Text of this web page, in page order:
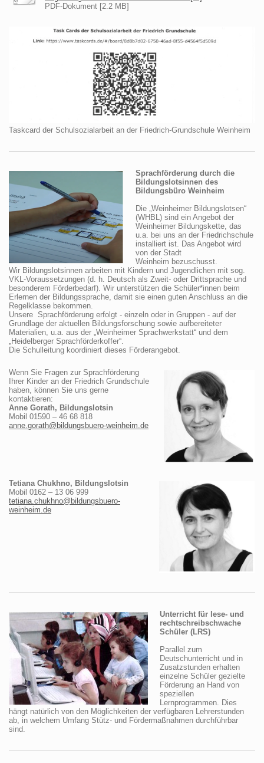
PDF-Dokument [2.2 MB]
Taskcard der Schulsozialarbeit an der Friedrich-Grundschule Weinheim
Sprachförderung durch die
Bildungslotsinnen des
Bildungsbüro Weinheim
Die „Weinheimer Bildungslotsen“
(WHBL) sind ein Angebot der
Weinheimer Bildungskette, das
u.a. bei uns an der Friedrichschule
installiert ist. Das Angebot wird
von der Stadt
Weinheim bezuschusst.
Wir Bildungslotsinnen arbeiten mit Kindern und Jugendlichen mit sog.
VKL-Voraussetzungen (d. h. Deutsch als Zweit- oder Drittsprache und
besonderem Förderbedarf). Wir unterstützen die Schüler*innen beim
Erlernen der Bildungssprache, damit sie einen guten Anschluss an die
Regelklasse bekommen.
Unsere Sprachförderung erfolgt - einzeln oder in Gruppen - auf der
Grundlage der aktuellen Bildungsforschung sowie aufbereiteter
Materialien, u.a. aus der „Weinheimer Sprachwerkstatt“ und dem
„Heidelberger Sprachförderkoffer“.
Die Schulleitung koordiniert dieses Förderangebot.
Wenn Sie Fragen zur Sprachförderung
Ihrer Kinder an der Friedrich Grundschule
haben, können Sie uns gerne
kontaktieren:
Anne Gorath, Bildungslotsin
Mobil 01590 – 46 68 818
anne.gorath@bildungsbuero-weinheim.de
Tetiana Chukhno, Bildungslotsin
Mobil 0162 – 13 06 999
tetiana.chukhno@bildungsbuero-
weinheim.de
Unterricht für lese- und
rechtschreibschwache
Schüler (LRS)
Parallel zum
Deutschunterricht und in
Zusatzstunden erhalten
einzelne Schüler gezielte
Förderung an Hand von
speziellen
Lernprogrammen. Dies
hängt natürlich von den Möglichkeiten der verfügbaren Lehrerstunden
ab, in welchem Umfang Stütz- und Fördermaßnahmen durchführbar
sind.